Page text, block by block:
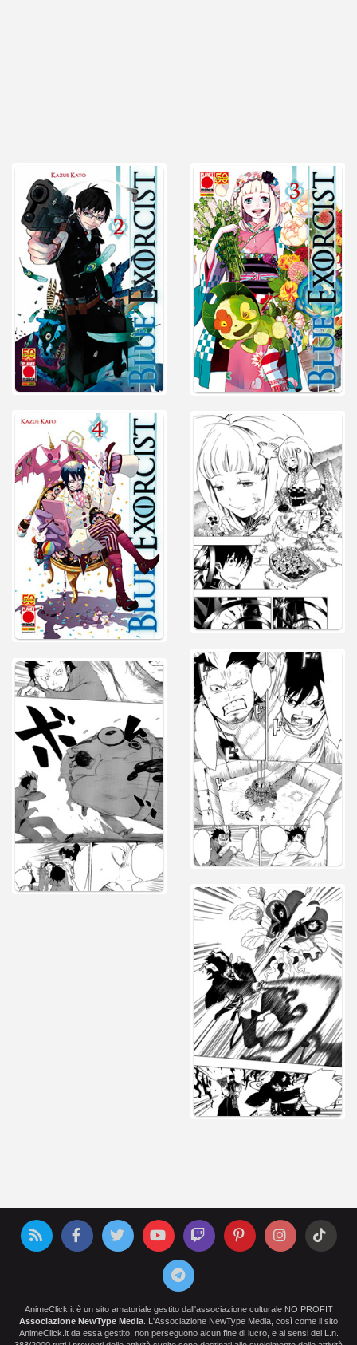
AnimeClick.it è un sito amatoriale gestito dall'associazione culturale NO PROFIT
Associazione NewType Media . L'Associazione NewType Media, così come il sito
AnimeClick.it da essa gestito, non perseguono alcun fine di lucro, e ai sensi del L.n.